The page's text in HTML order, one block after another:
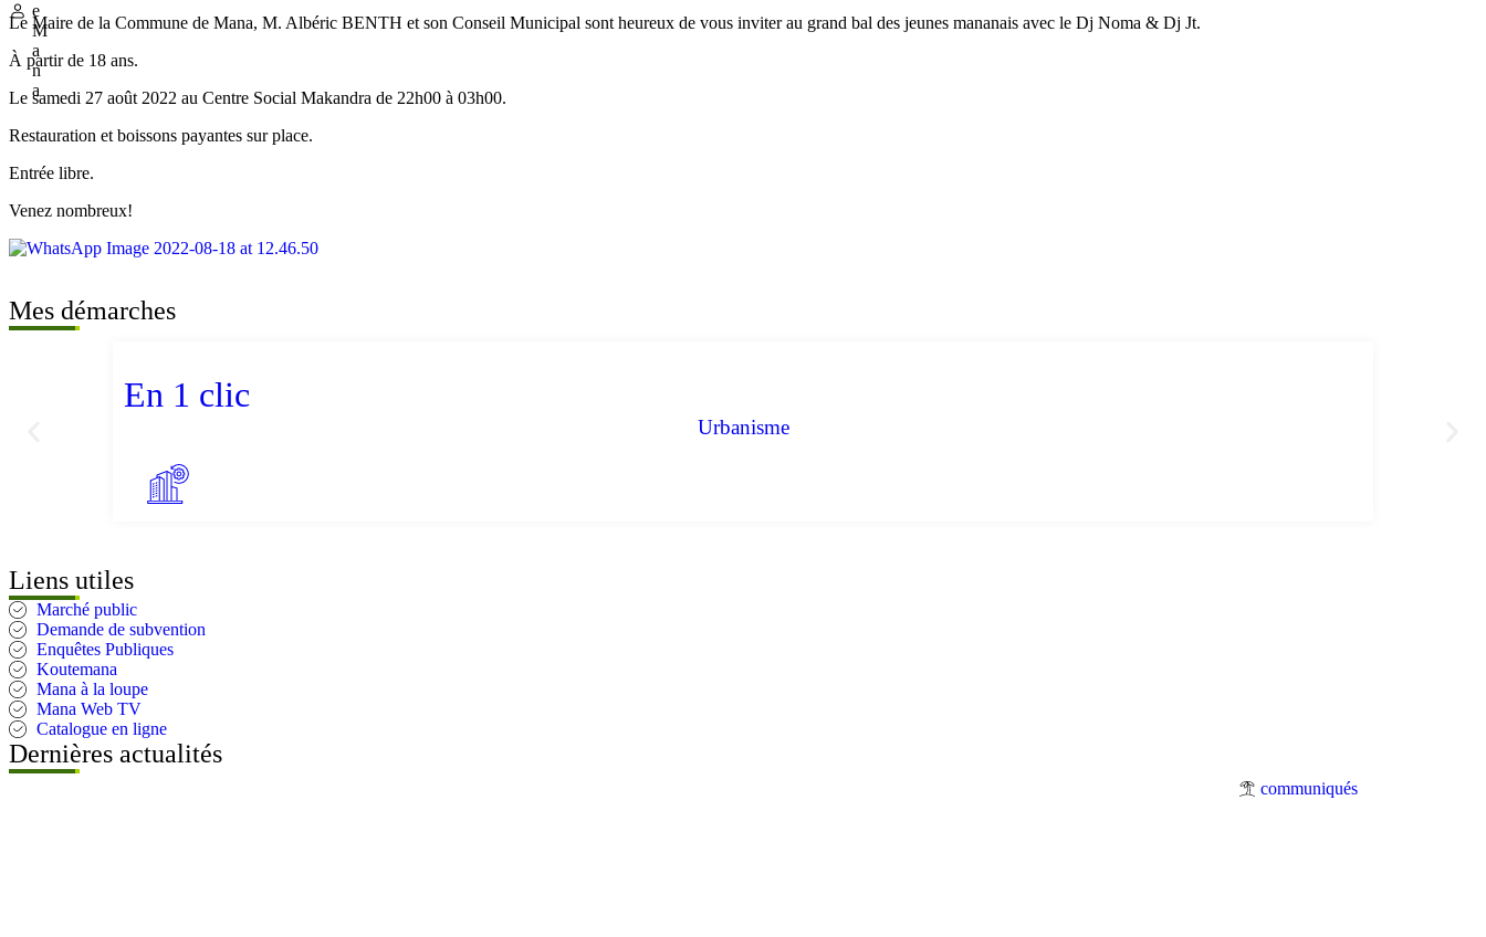
e
M
a
n
a
Le Maire de la Commune de Mana, M. Albéric BENTH et son Conseil Municipal sont heureux de vous inviter au grand bal des jeunes mananais avec le Dj Noma & Dj Jt.
À partir de 18 ans.
Le samedi 27 août 2022 au Centre Social Makandra de 22h00 à 03h00.
Restauration et boissons payantes sur place.
Entrée libre.
Venez nombreux!
Mes démarches
En 1 clic
Urbanisme
Liens utiles
Marché public
Demande de subvention
Enquêtes Publiques
Koutemana
Mana à la loupe
Mana Web TV
Catalogue en ligne
Dernières actualités
communiqués